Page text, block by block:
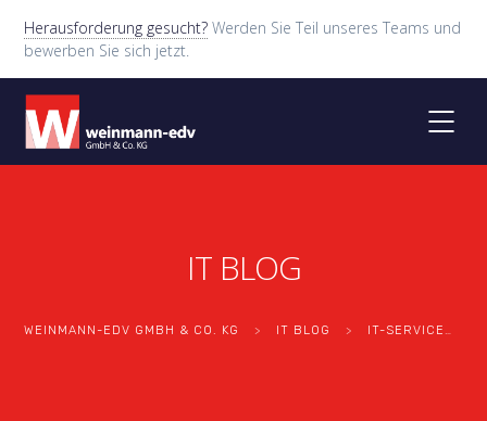
Herausforderung gesucht? Werden Sie Teil unseres Teams und
bewerben Sie sich jetzt.
IT BLOG
WEINMANN-EDV GMBH & CO. KG > IT BLOG > IT-SERVICE